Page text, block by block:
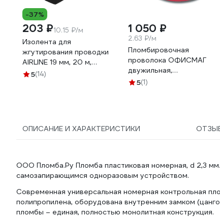
-37%
203 ₽10.15 ₽/м
Изолента для
жгутирования проводки
AIRLINE 19 мм, 20 м,
термостойкая, на основе
5(14)
1 050 ₽
2.63 ₽/м
Пломбировочная
проволока ОФИСМАГ
двужильная,
нержавеющая, диаметр
5(1)
ОПИСАНИЕ И ХАРАКТЕРИСТИКИ
ООО Пломба.Ру Пломба пластиковая номерная, d 2,3
самозапирающимся одноразовым устройством.
Современная универсальная номерная контрольная
полипропилена, оборудована внутренним замком
пломбы – единая, полностью монолитная конструкция.